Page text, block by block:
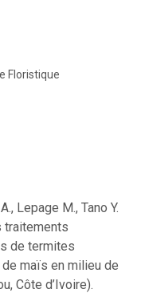
Floristique
Lepage M., Tano Y.
traitements
de termites
maïs en milieu de
Côte d’Ivoire).